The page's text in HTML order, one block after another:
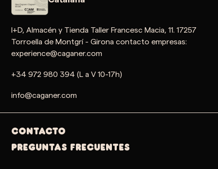
I+D, Almacén y Tienda Taller Francesc Macia, 11. 17257
Torroella de Montgrí - Girona contacto empresas:
experience@caganer.com
+34 972 980 394 (L a V 10-17h)
info@caganer.com
Contacto
PREGUNTAS FRECUENTES